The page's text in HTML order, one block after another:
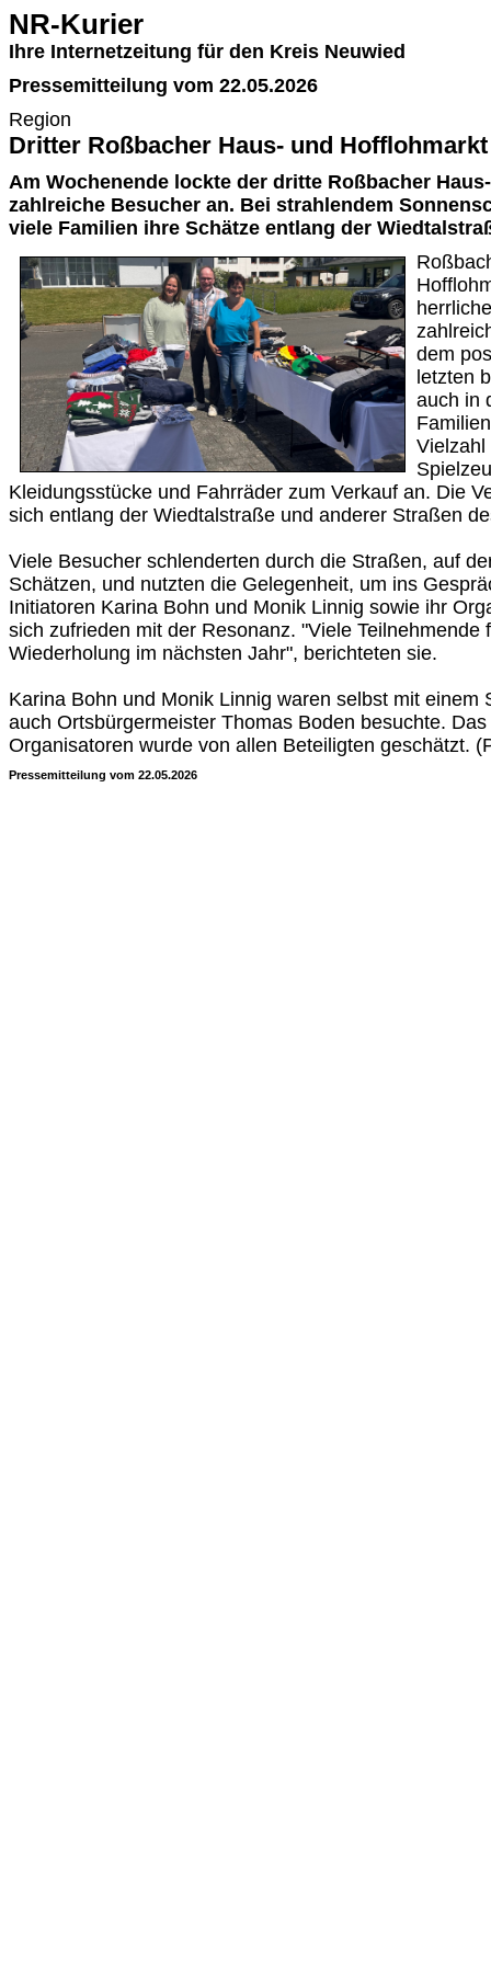
NR-Kurier
Ihre Internetzeitung für den Kreis Neuwied
Pressemitteilung vom 22.05.2026
Region
Dritter Roßbacher Haus- und Hofflohmarkt
Am Wochenende lockte der dritte Roßbacher
zahlreiche Besucher an. Bei strahlendem
viele Familien ihre Schätze entlang der
dem
letzten
auch in
Vielzahl
Kleidungsstücke und Fahrräder zum Verkauf an. Die
sich entlang der Wiedtalstraße und anderer Straßen
Viele Besucher schlenderten durch die Straßen, auf
Schätzen, und nutzten die Gelegenheit, um ins
Initiatoren Karina Bohn und Monik Linnig sowie ihr
sich zufrieden mit der Resonanz. "Viele Teilnehmende
Wiederholung im nächsten Jahr", berichteten sie.
Karina Bohn und Monik Linnig waren selbst mit einem
auch Ortsbürgermeister Thomas Boden besuchte.
Organisatoren wurde von allen Beteiligten geschätzt.
Pressemitteilung vom 22.05.2026